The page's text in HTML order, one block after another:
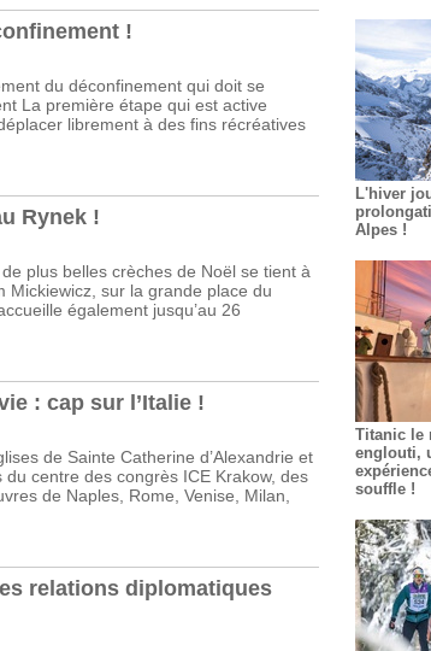
!
du déconfinement qui doit se
La première étape qui est active
librement à des fins récréatives
Rynek !
plus belles crèches de Noël se tient à
Mickiewicz, sur la grande place du
également jusqu’au 26
: cap sur l’Italie !
de Sainte Catherine d’Alexandrie et
centre des congrès ICE Krakow, des
de Naples, Rome, Venise, Milan,
relations diplomatiques
L'hiver
Alpes !
Titanic le
englouti,
souffle !